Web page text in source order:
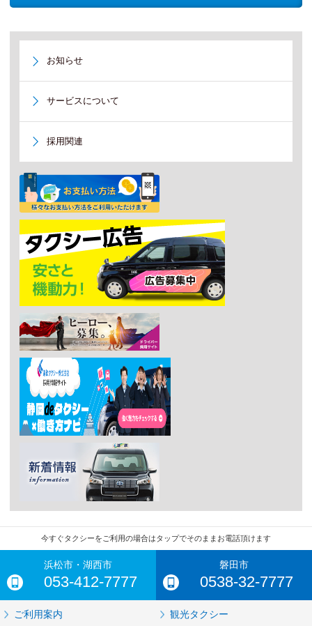
お知らせ
サービスについて
採用関連
今すぐタクシーをご利用の場合はタップでそのままお電話頂けます
浜松市・湖西市
053-412-7777
磐田市
0538-32-7777
ご利用案内 観光タクシー